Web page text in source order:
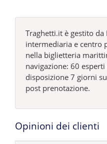
Traghetti.it è gestito
intermediaria e centro
nella biglietteria
navigazione: 60
disposizione 7 giorni
post prenotazione.
Opinioni dei clienti